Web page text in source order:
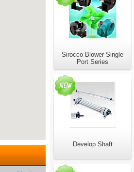
Sirocco Blower Single
Port Series
Develop Shaft